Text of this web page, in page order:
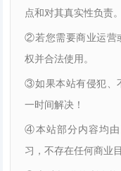
点和对其真实性负责。
②若您需要商业运营
权并合法使用。
③如果本站有侵犯、
一时间解决！
④本站部分内容均
习，不存在任何商业